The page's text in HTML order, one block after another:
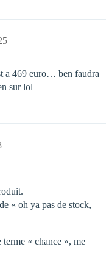
a 469 euro… ben faudra
sur lol
« oh ya pas de stock,
« chance », me